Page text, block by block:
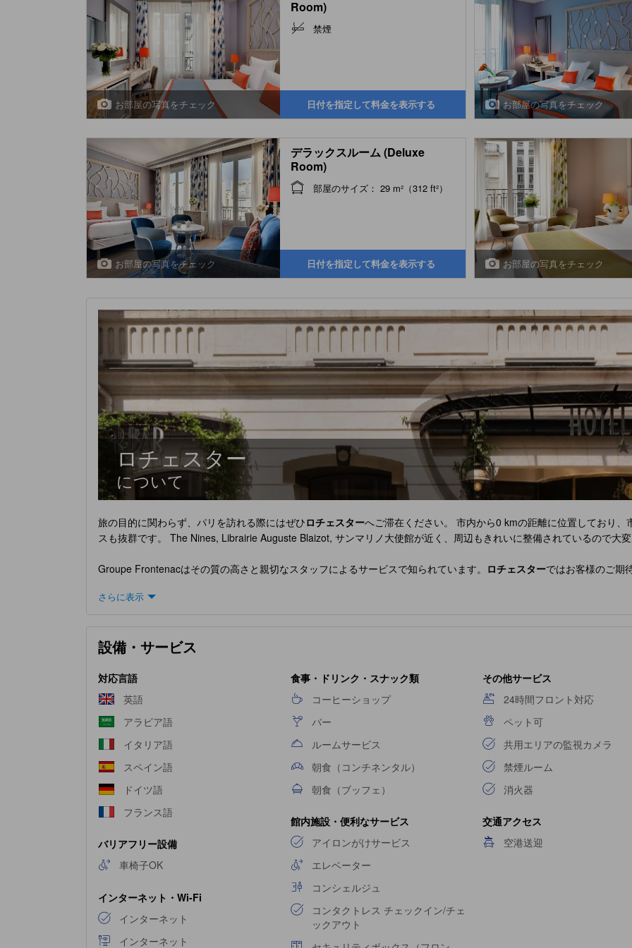
お部屋の写真をチェック
Room)
禁煙
日付を指定して料金を表示する お部屋の写真をチェック
お部屋の写真をチェック
デラックスルーム (Deluxe
Room)
部屋のサイズ： 29 m²（312 ft²）
日付を指定して料金を表示する お部屋の写真をチェック
ロチェスター
について
旅の目的に関わらず、パリを訪れる際にはぜひロチェスターへご滞在ください。 市内から0 kmの距離に位置しており
スも抜群です。 The Nines, Librairie Auguste Blaizot, サンマリノ大使館が近く、周辺もきれいに整備されているので大
Groupe Frontenacはその質の高さと親切なスタッフによるサービスで知られています。 ロチェスターではお客様のご期
す。
ムルームなど、バラエティ豊かなリラクゼーション施設が充実しております。
さらに表示
設備・サービス
対応言語
英語
アラビア語
イタリア語
スペイン語
ドイツ語
フランス語
バリアフリー設備
車椅子OK
インターネット・Wi-Fi
インターネット
インターネット
食事・ドリンク・スナック類
コーヒーショップ
バー
ルームサービス
朝食（コンチネンタル）
朝食（ブッフェ）
館内施設・便利なサービス
アイロンがけサービス
エレベーター
コンシェルジュ
コンタクトレス チェックイン/チェ
ックアウト
その他サービス
24時間フロント対応
ペット可
共用エリアの監視カメラ
禁煙ルーム
消火器
交通アクセス
空港送迎